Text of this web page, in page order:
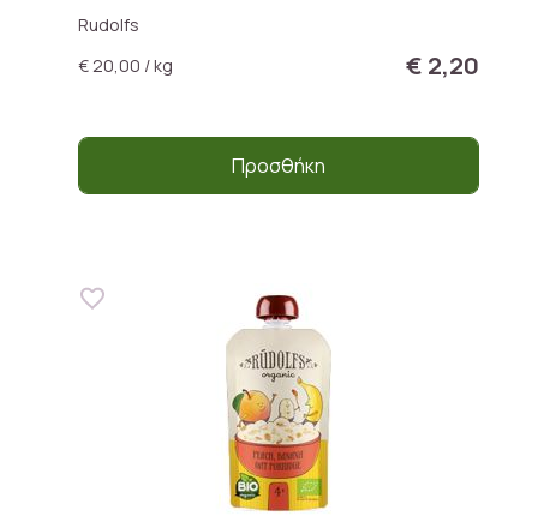
Rudolfs
€ 20,00 / kg
€ 2,20
Προσθήκη